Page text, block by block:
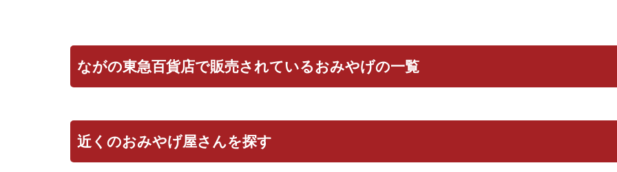
ながの東急百貨店で販売されているおみやげの一覧
近くのおみやげ屋さんを探す